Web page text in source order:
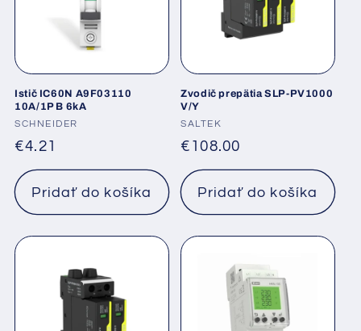
Istič IC60N A9F03110
10A/1P B 6kA
Dodávateľ:
SCHNEIDER
Normálna
cena
€4.21
Pridať do košíka
Zvodič prepätia SLP-PV1000
V/Y
Dodávateľ:
SALTEK
Normálna
cena
€108.00
Pridať do košíka